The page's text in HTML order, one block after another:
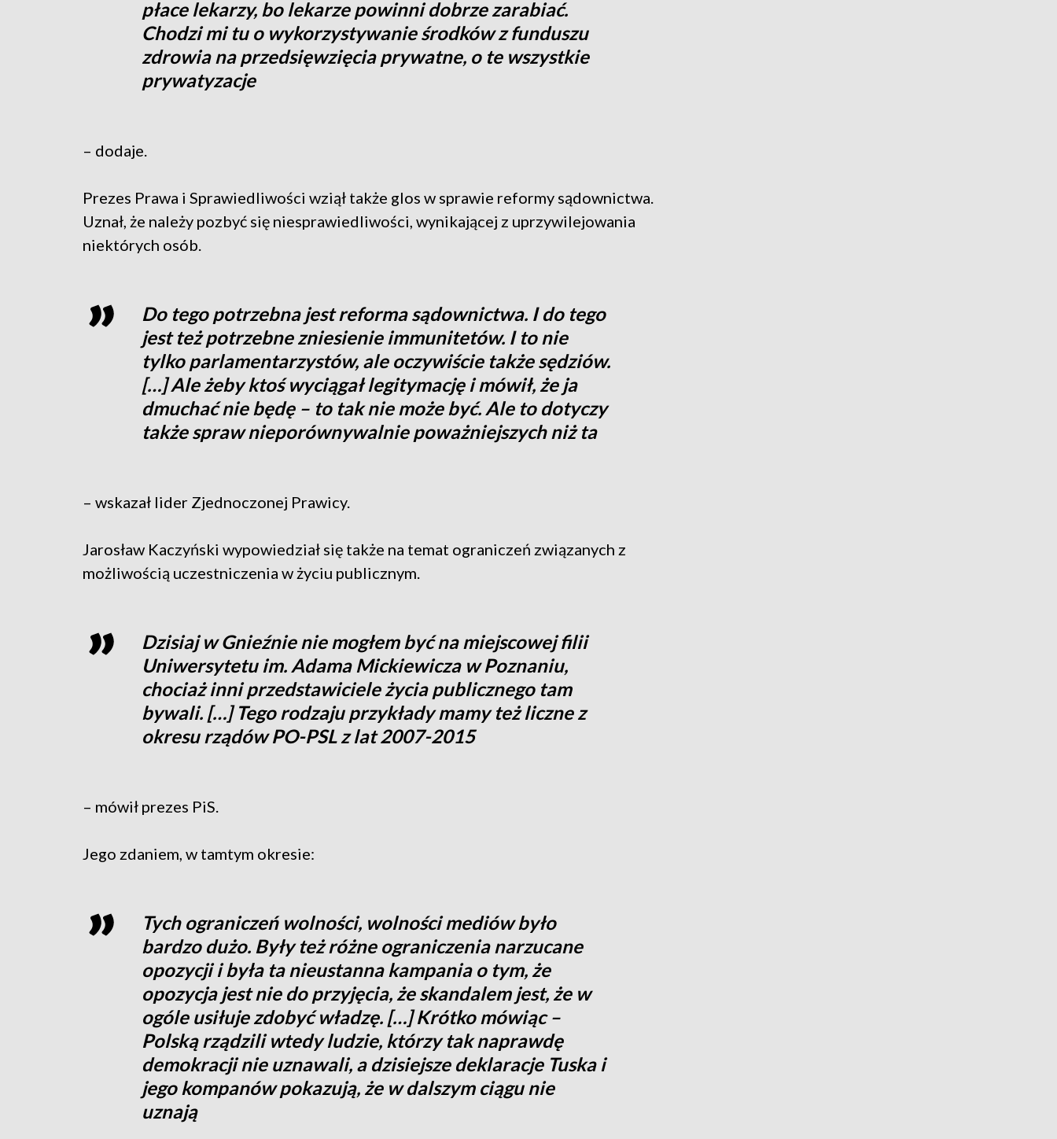
płace lekarzy, bo lekarze powinni dobrze zarabiać.
Chodzi mi tu o wykorzystywanie środków z funduszu
zdrowia na przedsięwzięcia prywatne, o te wszystkie
prywatyzacje
– dodaje.
Prezes Prawa i Sprawiedliwości wziął także glos w sprawie reformy sądownictwa.
Uznał, że należy pozbyć się niesprawiedliwości, wynikającej z uprzywilejowania
niektórych osób.
Do tego potrzebna jest reforma sądownictwa. I do tego
jest też potrzebne zniesienie immunitetów. I to nie
tylko parlamentarzystów, ale oczywiście także sędziów.
[…] Ale żeby ktoś wyciągał legitymację i mówił, że ja
dmuchać nie będę – to tak nie może być. Ale to dotyczy
także spraw nieporównywalnie poważniejszych niż ta
– wskazał lider Zjednoczonej Prawicy.
Jarosław Kaczyński wypowiedział się także na temat ograniczeń związanych z
możliwością uczestniczenia w życiu publicznym.
Dzisiaj w Gnieźnie nie mogłem być na miejscowej filii
Uniwersytetu im. Adama Mickiewicza w Poznaniu,
chociaż inni przedstawiciele życia publicznego tam
bywali. […] Tego rodzaju przykłady mamy też liczne z
okresu rządów PO-PSL z lat 2007-2015
– mówił prezes PiS.
Jego zdaniem, w tamtym okresie:
Tych ograniczeń wolności, wolności mediów było
bardzo dużo. Były też różne ograniczenia narzucane
opozycji i była ta nieustanna kampania o tym, że
opozycja jest nie do przyjęcia, że skandalem jest, że w
ogóle usiłuje zdobyć władzę. […] Krótko mówiąc –
Polską rządzili wtedy ludzie, którzy tak naprawdę
demokracji nie uznawali, a dzisiejsze deklaracje Tuska i
jego kompanów pokazują, że w dalszym ciągu nie
uznają